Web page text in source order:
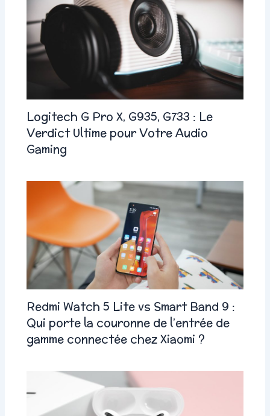
Logitech G Pro X, G935, G733 : Le
Verdict Ultime pour Votre Audio
Gaming
Redmi Watch 5 Lite vs Smart Band 9 :
Qui porte la couronne de l’entrée de
gamme connectée chez Xiaomi ?